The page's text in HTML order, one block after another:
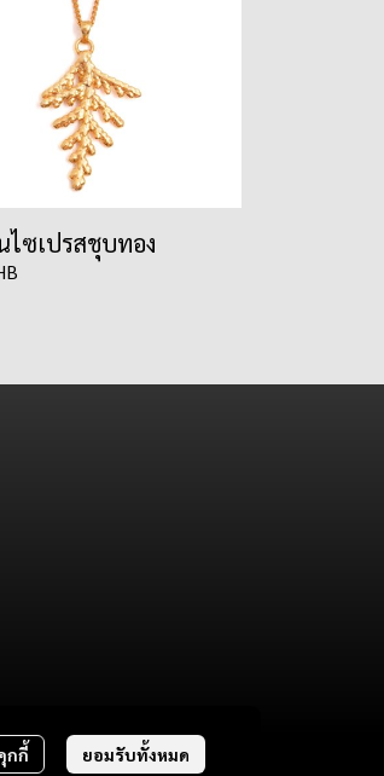
ไซเปรสชุบทอง
กกี้ ยอมรับทั้งหมด